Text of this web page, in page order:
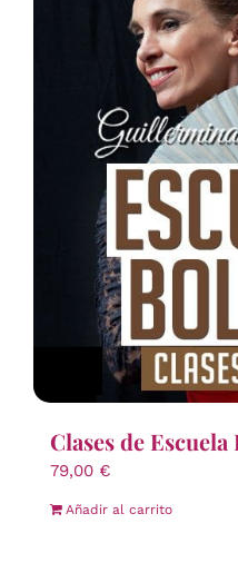
Clases de
79,00 €
Añadir al carrito